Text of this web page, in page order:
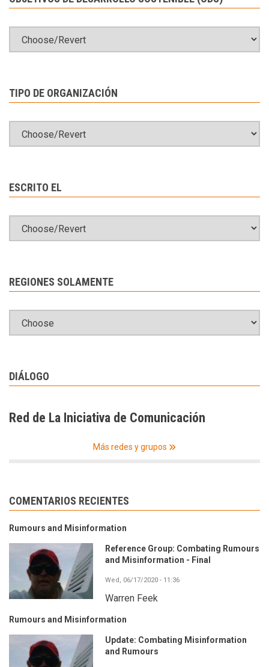
TIPO DE ORGANIZACIÓN
ESCRITO EL
REGIONES SOLAMENTE
DIÁLOGO
Red de La Iniciativa de Comunicación
Más redes y grupos
COMENTARIOS RECIENTES
Rumours and Misinformation
Reference Group: Combating Rumours
and Misinformation - Final
Wed, 06/17/2020 - 11:36
Warren Feek
Rumours and Misinformation
Update: Combating Misinformation
and Rumours